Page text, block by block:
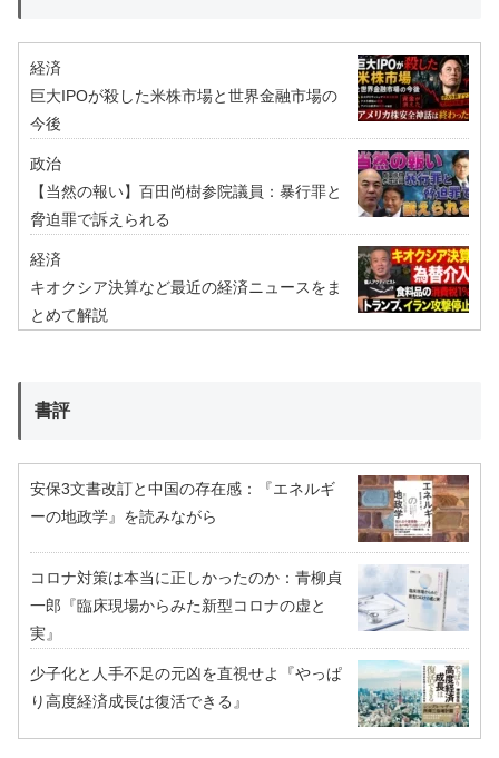
経済
巨大IPOが殺した米株市場と世界金融市場の
今後
政治
【当然の報い】百田尚樹参院議員：暴行罪と
脅迫罪で訴えられる
経済
キオクシア決算など最近の経済ニュースをま
とめて解説
書評
安保3文書改訂と中国の存在感：『エネルギ
ーの地政学』を読みながら
コロナ対策は本当に正しかったのか：青柳貞
一郎『臨床現場からみた新型コロナの虚と
実』
少子化と人手不足の元凶を直視せよ『やっぱ
り高度経済成長は復活できる』